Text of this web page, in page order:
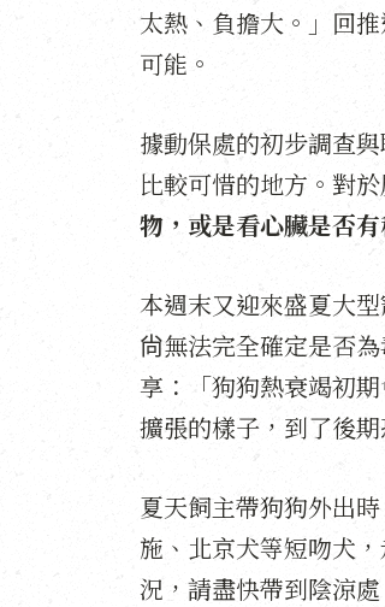
太熱、負擔大。」回
可能。
據動保處的初步調查
比較可惜的地方。對
物，或是看心臟是否
本週末又迎來盛夏大
尙無法完全確定是否
享：「狗狗熱衰竭初
擴張的樣子，到了後
夏天飼主帶狗狗外出
施、北京犬等短吻犬
況，請盡快帶到陰涼